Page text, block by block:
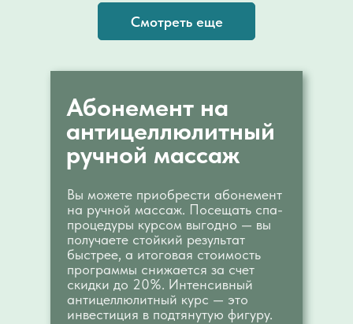
Смотреть еще
Абонемент на
антицеллюлитный
ручной массаж
Вы можете приобрести абонемент
на ручной массаж. Посещать спа-
процедуры курсом выгодно — вы
получаете стойкий результат
быстрее, а итоговая стоимость
программы снижается за счет
скидки до 20%. Интенсивный
антицеллюлитный курс — это
инвестиция в подтянутую фигуру.